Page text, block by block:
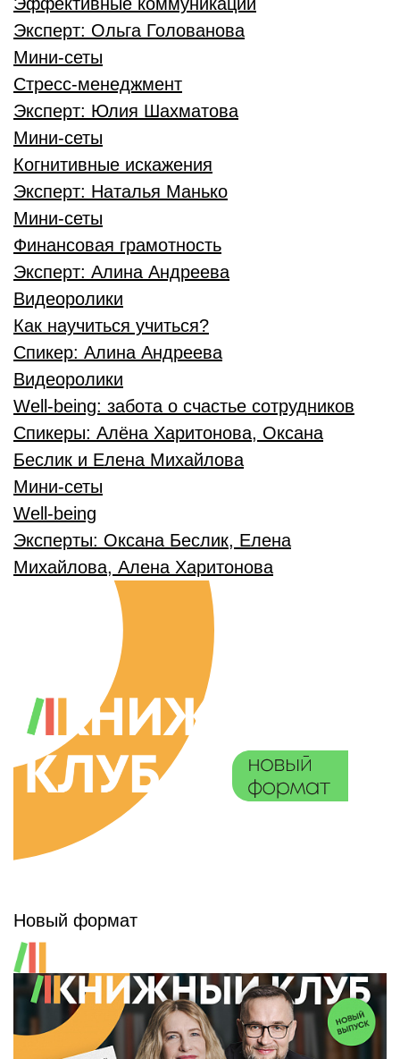
Эксперт: Ольга Голованова
Мини-сеты
Стресс-менеджмент
Эксперт: Юлия Шахматова
Мини-сеты
Когнитивные искажения
Эксперт: Наталья Манько
Мини-сеты
Финансовая грамотность
Эксперт: Алина Андреева
Видеоролики
Как научиться учиться?
Спикер: Алина Андреева
Видеоролики
Well-being: забота о счастье сотрудников
Спикеры: Алёна Харитонова, Оксана
Беслик и Елена Михайлова
Мини-сеты
Well-being
Эксперты: Оксана Беслик, Елена
Михайлова, Алена Харитонова
Новый формат